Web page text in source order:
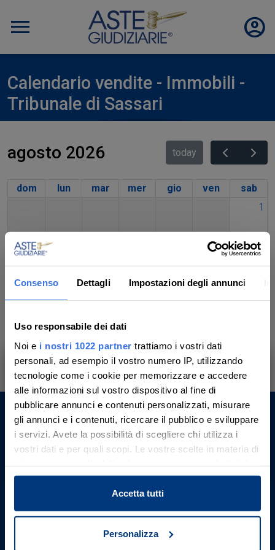
Consenso Dettagli Impostazioni degli annunci
Uso responsabile dei dati
Noi e i nostri 1022 partner trattiamo i vostri dati
personali, ad esempio il vostro numero IP, utilizzando
tecnologie come i cookie per memorizzare e accedere
alle informazioni sul vostro dispositivo al fine di
pubblicare annunci e contenuti personalizzati, misurare
gli annunci e i contenuti, ricercare il pubblico e sviluppare
i servizi. Avete la possibilità di scegliere chi utilizza i
vostri dati e per quali scopi. Le vostre scelte in materia di
in cui avete effettuato le vostre scelte. È possibile
modificare o revocare il proprio consenso in qualsiasi
momento dalla Dichiarazione sui cookie o facendo clic
Accetta tutti
Personalizza
Calendario vendite - Immobili -
Tribunale di Sassari
agosto 2026 today
dom lun mar mer gio ven
sab
1
2 7 8
9 10 11 12 13 14
16 17 18
23 25
30 31
Aste Giudiziarie Inlinea S.p.A.
Scali d’Azeglio, 2/6
P. IVA 01301540496
Codice Unico Fatturazione: M5UXCR1
Telefono: +39 0586 20141
Ti aiutiamo a trovare, comprendere e
partecipare all’asta in sicurezza.
Con noi, passo dopo passo.
Scopri il servizio